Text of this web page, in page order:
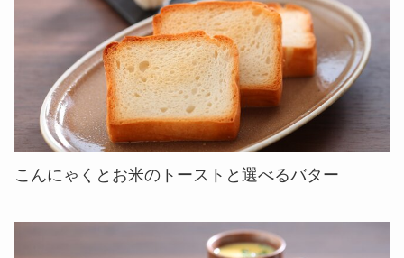
こんにゃくとお米のトーストと選べるバター